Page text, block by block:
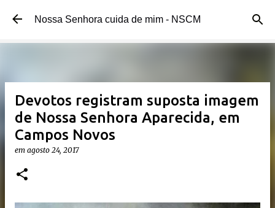
Pular para o conteúdo principal
Nossa Senhora cuida de mim - NSCM
Devotos registram suposta imagem
de Nossa Senhora Aparecida, em
Campos Novos
em agosto 24, 2017